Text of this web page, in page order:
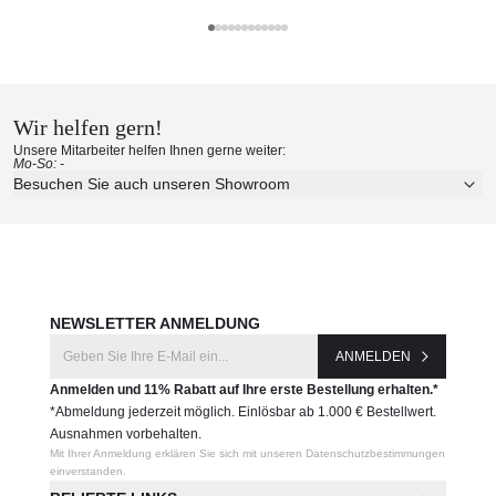
Produkteigenschaften:
einfache Bedienung per Kurbelsystem oder
Elektoantrieb
Lieferung mit Doppelschienen für extra Stabilität
inklusive Schutzbezug
Hersteller:
Erleben Sie unsere Stoffe und Materialien ganz in Ruhe in
Ihren eigenen vier Wänden.
Aktuelle Originalstoffe des Herstellers
Wir helfen gern!
Unsere Mitarbeiter helfen Ihnen gerne weiter:
Mo-So: -
Besuchen Sie auch unseren Showroom
NEWSLETTER ANMELDUNG
ANMELDEN
Anmelden und 11% Rabatt auf Ihre erste Bestellung erhalten.*
*Abmeldung jederzeit möglich. Einlösbar ab 1.000 € Bestellwert.
Ausnahmen vorbehalten.
Mit Ihrer Anmeldung erklären Sie sich mit unseren Datenschutzbestimmungen
einverstanden.